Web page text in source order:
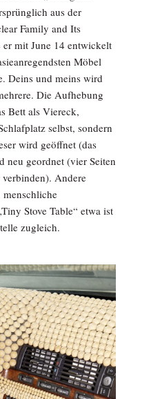
aus der
Family and Its
er mit June 14 entwickelt
Möbel
Deins und meins wird
Die Aufhebung
Bett als Viereck,
selbst, sondern
wird geöffnet (das
neu geordnet (vier Seiten
Andere
Stove Table“ etwa ist
zugleich.